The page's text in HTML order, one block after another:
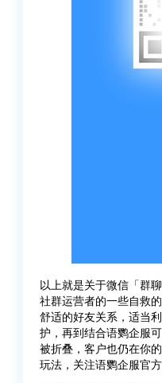
以上就是关于微信「群
社群运营者的一些自救
舒适的好友关系，适当
护，再到结合语鹦企服
被折叠，客户也仍在你
玩法，关注语鹦企服官方